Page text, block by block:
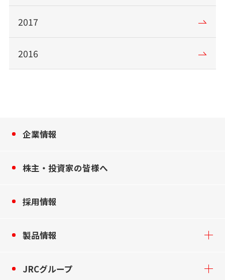
2017
2016
企業情報
株主・投資家の皆様へ
採用情報
製品情報
JRCグループ